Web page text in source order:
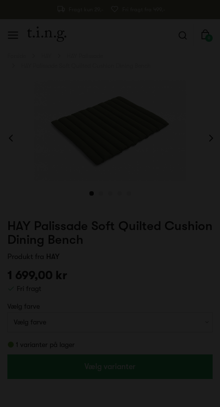
0
HAY Palissade Soft Quilted Cushion
Dining Bench
Produkt fra HAY
1 699,00 kr
Fri fragt
Vælg farve
1 varianter på lager
Vælg varianter